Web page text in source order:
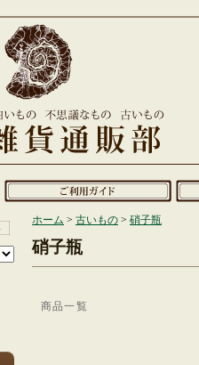
ホーム > 古いもの > 硝子瓶
硝子瓶
商品一覧